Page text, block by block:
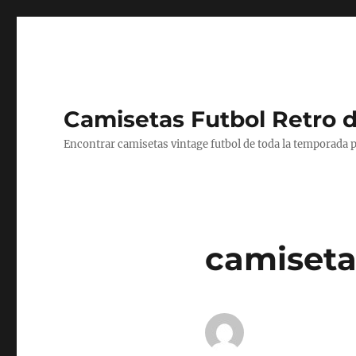
Camisetas Futbol Retro
Encontrar camisetas vintage futbol de toda la temporada